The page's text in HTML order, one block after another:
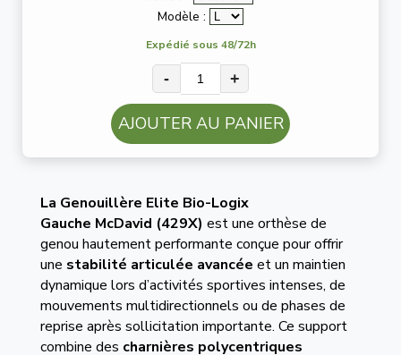
Modèle :
Expédié sous 48/72h
- +
AJOUTER AU PANIER
La Genouillère Elite Bio-Logix
Gauche McDavid (429X) est une orthèse de
genou hautement performante conçue pour offrir
une stabilité articulée avancée et un maintien
dynamique lors d’activités sportives intenses, de
mouvements multidirectionnels ou de phases de
reprise après sollicitation importante. Ce support
combine des charnières polycentriques